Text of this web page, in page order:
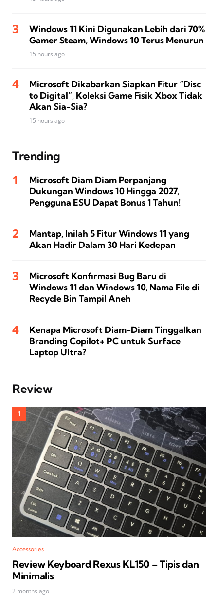
Windows 11 Kini Digunakan Lebih dari 70%
Gamer Steam, Windows 10 Terus Menurun
15 hours ago
Microsoft Dikabarkan Siapkan Fitur “Disc
to Digital”, Koleksi Game Fisik Xbox Tidak
Akan Sia-Sia?
15 hours ago
Trending
Microsoft Diam Diam Perpanjang
Dukungan Windows 10 Hingga 2027,
Pengguna ESU Dapat Bonus 1 Tahun!
Mantap, Inilah 5 Fitur Windows 11 yang
Akan Hadir Dalam 30 Hari Kedepan
Microsoft Konfirmasi Bug Baru di
Windows 11 dan Windows 10, Nama File di
Recycle Bin Tampil Aneh
Kenapa Microsoft Diam-Diam Tinggalkan
Branding Copilot+ PC untuk Surface
Laptop Ultra?
Review
Accessories
Review Keyboard Rexus KL150 – Tipis dan
Minimalis
2 months ago